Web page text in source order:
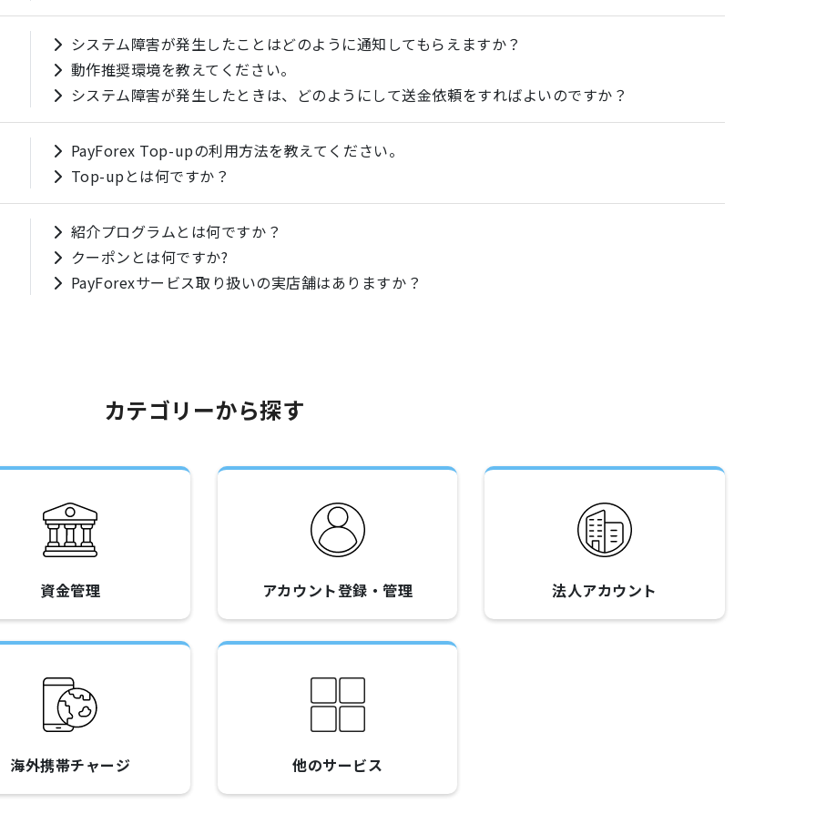
システム障害が発生したことはどのように通知してもらえますか？
動作推奨環境を教えてください。
システム障害が発生したときは、どのようにして送金依頼をすればよいのですか？
PayForex Top-upの利用方法を教えてください。
Top-upとは何ですか？
紹介プログラムとは何ですか？
クーポンとは何ですか?
PayForexサービス取り扱いの実店舗はありますか？
カテゴリーから探す
資金管理 アカウント登録・管理 法人アカウント
海外携帯チャージ 他のサービス